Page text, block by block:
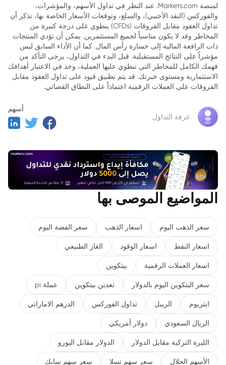
لمنصة Markets.com. عند النظر في تداول الأسهم، والمؤشرات،
والفوركس (النقد الأجنبي)، والسلع، وتوقعات الأسعار الخاصة بها، تذكر أن
تداول العقود مقابل الفروقات (CFDs) ينطوي على درجة كبيرة من
المخاطر وقد لا يكون مناسباً لجميع المستثمرين. يمكن أن تؤدي المنتجات
ذات الرافعة المالية إلى خسارة رأس المال. كما أن الأداء السابق ليس
مؤشراً على النتائج المستقبلية. قبل البدء في التداول، يرجى التأكد من
فهمك الكامل للمخاطر التي تنطوي عليها العملية، وخذ في الاعتبار أهدافك
الاستثمارية ومستوى خبرتك. قد يتم تطبيق قيود على تداول العقود مقابل
الفروقات على العملات الرقمية اعتماداً على النطاق القضائي.
غرفة التداول
أسهم
المواضيع الموصى بها
سعر الذهب اليوم اسعار الذهب سعر الفضة اليوم
اسعار النفط اسعار الوقود الغاز الطبيعي
اسعار العملات الرقمية بيتكوين
سعر البتكوين اليوم بالدولار تعدين بيتكوين عملة pi
ايثريوم الريبل تداول الفوركس الدرهم الاماراتي
الريال السعودي دولار أمريكي
الليرة التركية مقابل الدولار الدولار مقابل اليورو
الأسهم الحلال سعر سهم تسلا سعر سهم سابك